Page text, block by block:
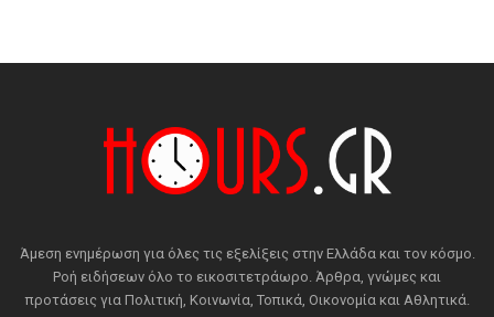
Άμεση ενημέρωση για όλες τις εξελίξεις στην Ελλάδα και τον κόσμο.
Ροή ειδήσεων όλο το εικοσιτετράωρο. Άρθρα, γνώμες και
προτάσεις για Πολιτική, Κοινωνία, Τοπικά, Οικονομία και Αθλητικά.